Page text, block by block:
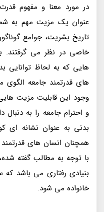
در مورد معنا و مفهوم
عنوان یک مزیت مهم به
تاریخ بشریت، جوامع
خاصی در نظر می گرفتند.
هایی که به لحاظ توانایی
های قدرتمند جامعه الگوی
وجود این قابلیت مزیت
و احترام جامعه را به
بدنی به عنوان نشانه ای
همچنان انسان های
با توجه به مطالب گفته
بنیادی رفتاری می باشد
خانواده می شود.